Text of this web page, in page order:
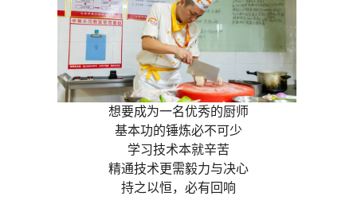
想要成为一名优秀的厨师
基本功的锤炼必不可少
学习技术本就辛苦
精通技术更需毅力与决心
持之以恒，必有回响